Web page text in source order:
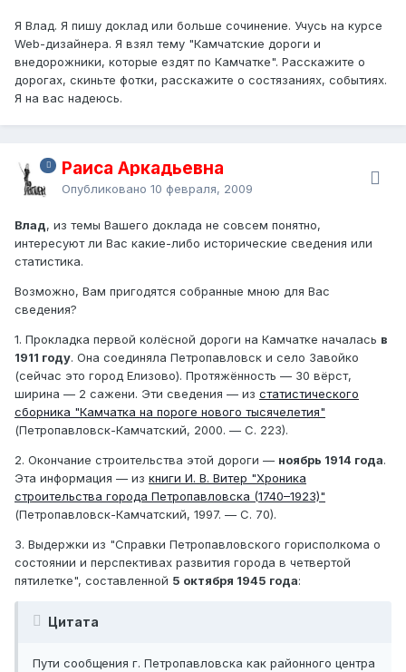
Я Влад. Я пишу доклад или больше сочинение. Учусь на курсе
Web-дизайнера. Я взял тему "Камчатские дороги и
внедорожники, которые ездят по Камчатке". Расскажите о
дорогах, скиньте фотки, расскажите о состязаниях, событиях.
Я на вас надеюсь.
Раиса Аркадьевна
Опубликовано 10 февраля, 2009
Влад, из темы Вашего доклада не совсем понятно,
интересуют ли Вас какие-либо исторические сведения или
статистика.
Возможно, Вам пригодятся собранные мною для Вас
сведения?
1. Прокладка первой колёсной дороги на Камчатке началась в
1911 году. Она соединяла Петропавловск и село Завойко
(сейчас это город Елизово). Протяжённость — 30 вёрст,
ширина — 2 сажени. Эти сведения — из статистического
сборника "Камчатка на пороге нового тысячелетия"
(Петропавловск-Камчатский, 2000. — С. 223).
2. Окончание строительства этой дороги — ноябрь 1914 года.
Эта информация — из книги И. В. Витер "Хроника
строительства города Петропавловска (1740–1923)"
(Петропавловск-Камчатский, 1997. — С. 70).
3. Выдержки из "Справки Петропавловского горисполкома о
состоянии и перспективах развития города в четвертой
пятилетке", составленной 5 октября 1945 года:
Цитата
Пути сообщения г. Петропавловска как районного центра